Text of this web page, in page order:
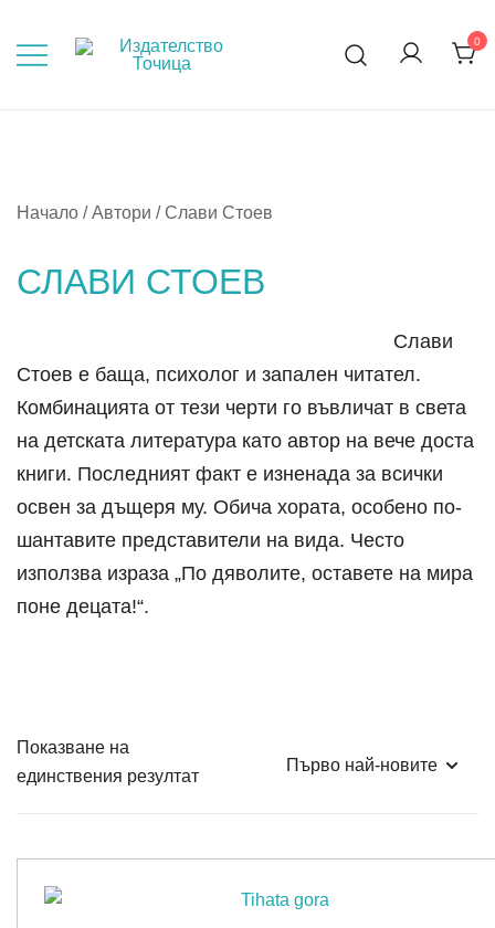
content
Мисли, преди да пораснеш!
0
Начало / Автори / Слави Стоев
СЛАВИ СТОЕВ
Слави
Стоев е баща, психолог и запален читател.
Комбинацията от тези черти го въвличат в света
на детската литература като автор на вече доста
книги. Последният факт е изненада за всички
освен за дъщеря му. Обича хората, особено по-
шантавите представители на вида. Често
използва израза „По дяволите, оставете на мира
поне децата!“.
Показване на
единствения резултат